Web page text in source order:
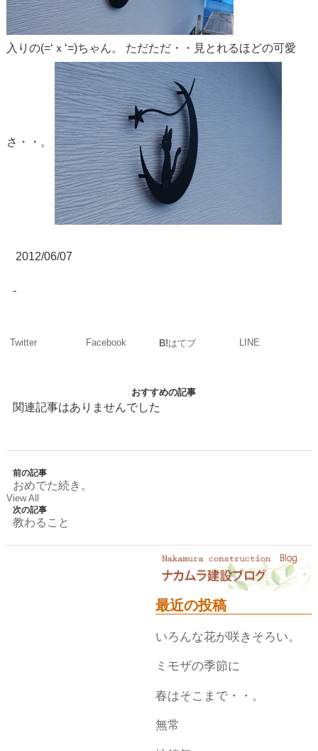
入りの(=‘ｘ‘=)ちゃん。 ただただ・・見とれるほどの可愛
さ・・。
2012/06/07
-
Twitter Facebook B!はてブ LINE
おすすめの記事
関連記事はありませんでした
前の記事
おめでた続き。
View All
次の記事
教わること
最近の投稿
いろんな花が咲きそろい。
ミモザの季節に
春はそこまで・・。
無常